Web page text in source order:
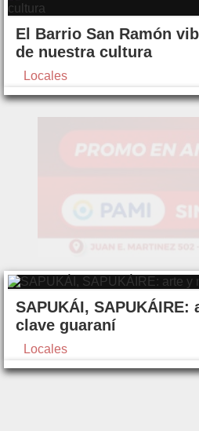
El Barrio San Ramón
de nuestra cultura
Locales
SAPUKÁI, SAPUKÁIRE:
clave guaraní
Locales